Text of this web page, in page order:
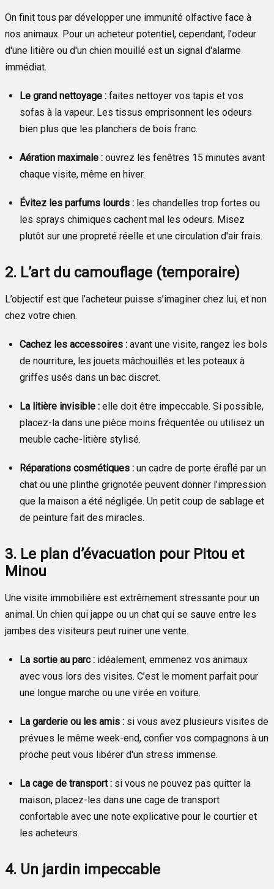
On finit tous par développer une immunité olfactive face à
nos animaux. Pour un acheteur potentiel, cependant, l'odeur
d'une litière ou d'un chien mouillé est un signal d'alarme
immédiat.
Le grand nettoyage : faites nettoyer vos tapis et vos
sofas à la vapeur. Les tissus emprisonnent les odeurs
bien plus que les planchers de bois franc.
Aération maximale : ouvrez les fenêtres 15 minutes avant
chaque visite, même en hiver.
Évitez les parfums lourds : les chandelles trop fortes ou
les sprays chimiques cachent mal les odeurs. Misez
plutôt sur une propreté réelle et une circulation d'air frais.
2. L’art du camouflage (temporaire)
L’objectif est que l’acheteur puisse s’imaginer chez lui, et non
chez votre chien.
Cachez les accessoires : avant une visite, rangez les bols
de nourriture, les jouets mâchouillés et les poteaux à
griffes usés dans un bac discret.
La litière invisible : elle doit être impeccable. Si possible,
placez-la dans une pièce moins fréquentée ou utilisez un
meuble cache-litière stylisé.
Réparations cosmétiques : un cadre de porte éraflé par un
chat ou une plinthe grignotée peuvent donner l’impression
que la maison a été négligée. Un petit coup de sablage et
de peinture fait des miracles.
3. Le plan d’évacuation pour Pitou et
Minou
Une visite immobilière est extrêmement stressante pour un
animal. Un chien qui jappe ou un chat qui se sauve entre les
jambes des visiteurs peut ruiner une vente.
La sortie au parc : idéalement, emmenez vos animaux
avec vous lors des visites. C’est le moment parfait pour
une longue marche ou une virée en voiture.
La garderie ou les amis : si vous avez plusieurs visites de
prévues le même week-end, confier vos compagnons à un
proche peut vous libérer d'un stress immense.
La cage de transport : si vous ne pouvez pas quitter la
maison, placez-les dans une cage de transport
confortable avec une note explicative pour le courtier et
les acheteurs.
4. Un jardin impeccable